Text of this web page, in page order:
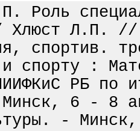
Роль
Хлюст Л.П. //
спортив.
и спорту :
РБ по
6 - 8
-